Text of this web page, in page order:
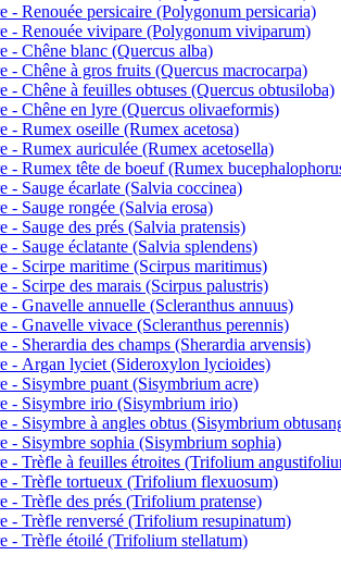
- Renouée persicaire (Polygonum persicaria)
- Renouée vivipare (Polygonum viviparum)
- Chêne blanc (Quercus alba)
- Chêne à gros fruits (Quercus macrocarpa)
- Chêne à feuilles obtuses (Quercus obtusiloba)
- Chêne en lyre (Quercus olivaeformis)
- Rumex oseille (Rumex acetosa)
- Rumex auriculée (Rumex acetosella)
- Rumex tête de boeuf (Rumex
- Sauge écarlate (Salvia coccinea)
- Sauge rongée (Salvia erosa)
- Sauge des prés (Salvia pratensis)
- Sauge éclatante (Salvia splendens)
- Scirpe maritime (Scirpus maritimus)
- Scirpe des marais (Scirpus palustris)
- Gnavelle annuelle (Scleranthus annuus)
- Gnavelle vivace (Scleranthus perennis)
- Sherardia des champs (Sherardia arvensis)
- Argan lyciet (Sideroxylon lycioides)
- Sisymbre puant (Sisymbrium acre)
- Sisymbre irio (Sisymbrium irio)
- Sisymbre à angles obtus (Sisymbrium
- Sisymbre sophia (Sisymbrium sophia)
- Trèfle à feuilles étroites (Trifolium
- Trèfle tortueux (Trifolium flexuosum)
- Trèfle des prés (Trifolium pratense)
- Trèfle renversé (Trifolium resupinatum)
- Trèfle étoilé (Trifolium stellatum)